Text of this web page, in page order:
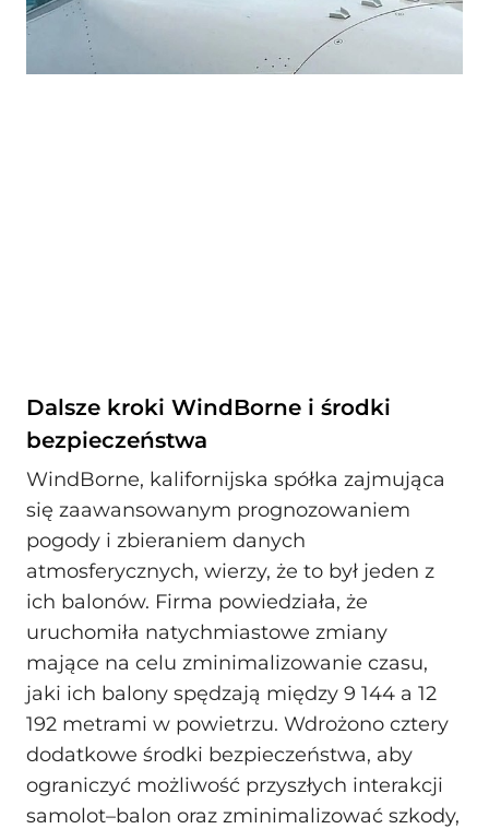
Dalsze kroki WindBorne i środki
bezpieczeństwa
WindBorne, kalifornijska spółka zajmująca
się zaawansowanym prognozowaniem
pogody i zbieraniem danych
atmosferycznych, wierzy, że to był jeden z
ich balonów. Firma powiedziała, że
uruchomiła natychmiastowe zmiany
mające na celu zminimalizowanie czasu,
jaki ich balony spędzają między 9 144 a 12
192 metrami w powietrzu. Wdrożono cztery
dodatkowe środki bezpieczeństwa, aby
ograniczyć możliwość przyszłych interakcji
samolot–balon oraz zminimalizować szkody,